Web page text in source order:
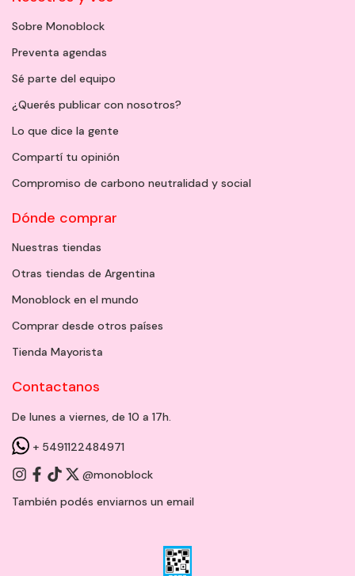
Sobre Monoblock
Preventa agendas
Sé parte del equipo
¿Querés publicar con nosotros?
Lo que dice la gente
Compartí tu opinión
Compromiso de carbono neutralidad y social
Dónde comprar
Nuestras tiendas
Otras tiendas de Argentina
Monoblock en el mundo
Comprar desde otros países
Tienda Mayorista
Contactanos
De lunes a viernes, de 10 a 17h.
+ 5491122484971
@monoblock
También podés enviarnos un email